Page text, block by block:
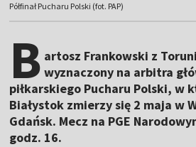
Półfinał Pucharu Polski (fot. PAP)
B artosz Frankowski z
wyznaczony na arbitra
piłkarskiego Pucharu Polski, w
Białystok zmierzy się 2 maja w
Gdańsk. Mecz na PGE
godz. 16.